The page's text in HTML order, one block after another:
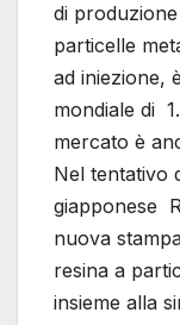
di
particelle
ad iniezione,
mondiale di
mercato è
Nel tentativo
giapponese
nuova
resina a
insieme alla